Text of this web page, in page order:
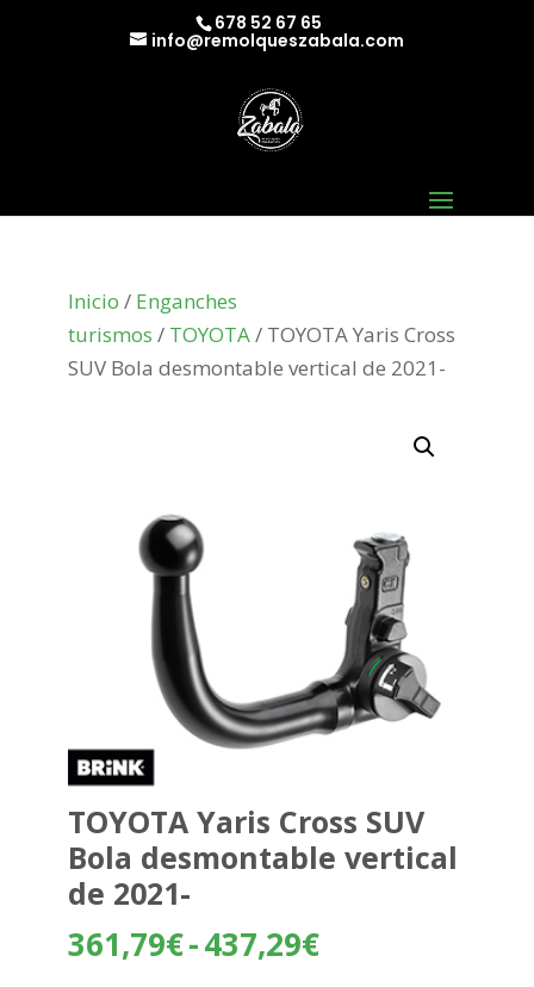
678 52 67 65
info@remolqueszabala.com
Inicio / Enganches
turismos / TOYOTA/ TOYOTA Yaris Cross
SUV Bola desmontable vertical de 2021-
TOYOTA Yaris Cross SUV
Bola desmontable vertical
de 2021-
361,79€-437,29€Rango